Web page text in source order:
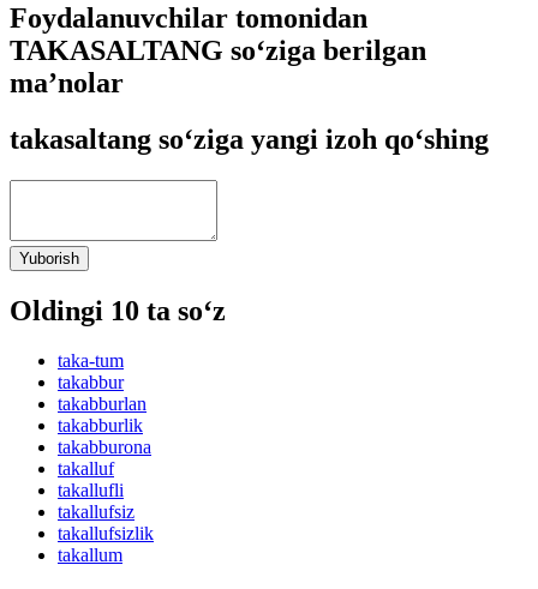
Foydalanuvchilar tomonidan
TAKASALTANG so‘ziga berilgan
ma’nolar
takasaltang so‘ziga yangi izoh qo‘shing
Yuborish
Oldingi 10 ta so‘z
taka-tum
takabbur
takabburlan
takabburlik
takabburona
takalluf
takallufli
takallufsiz
takallufsizlik
takallum